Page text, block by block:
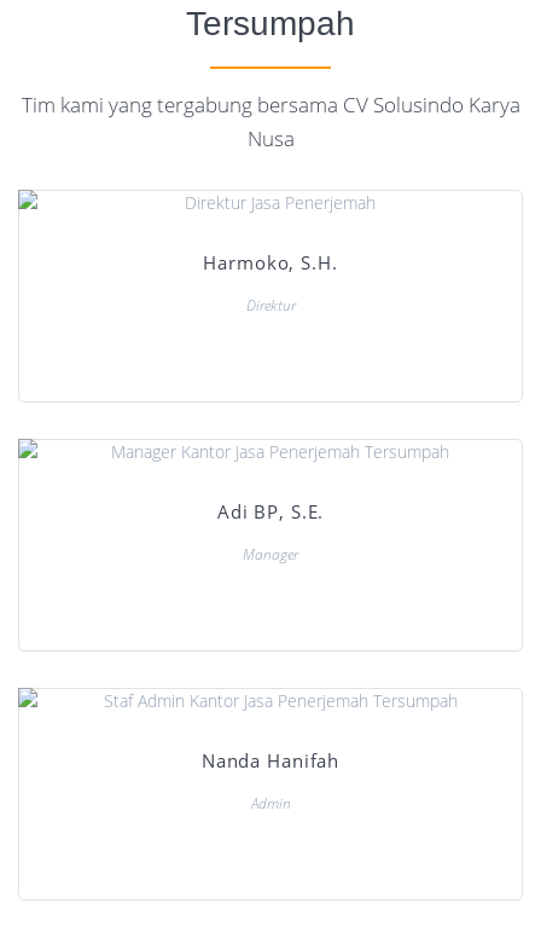
Tersumpah
Tim kami yang tergabung bersama CV Solusindo Karya
Nusa
Harmoko, S.H.
Direktur
Adi BP, S.E.
Manager
Nanda Hanifah
Admin